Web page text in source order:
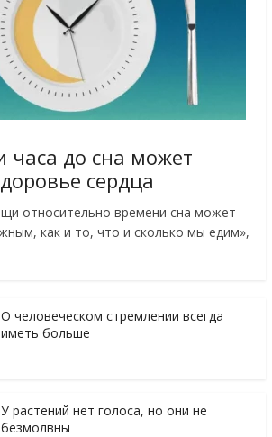
часа до сна может
сердца
относительно времени сна может
как и то, что и сколько мы едим»,
О человеческом стремлении всегда
иметь больше
У растений нет голоса, но они не
безмолвны